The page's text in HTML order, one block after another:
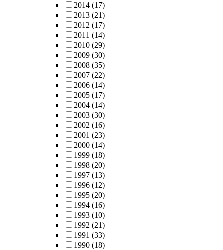
2014 (17)
2013 (21)
2012 (17)
2011 (14)
2010 (29)
2009 (30)
2008 (35)
2007 (22)
2006 (14)
2005 (17)
2004 (14)
2003 (30)
2002 (16)
2001 (23)
2000 (14)
1999 (18)
1998 (20)
1997 (13)
1996 (12)
1995 (20)
1994 (16)
1993 (10)
1992 (21)
1991 (33)
1990 (18)